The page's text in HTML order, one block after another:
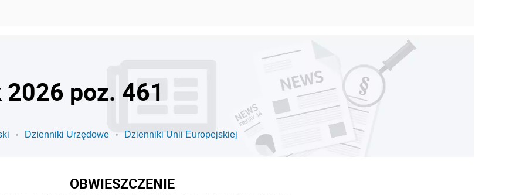
poz. 461
Dzienniki Urzędowe Dzienniki Unii Europejskiej
OBWIESZCZENIE